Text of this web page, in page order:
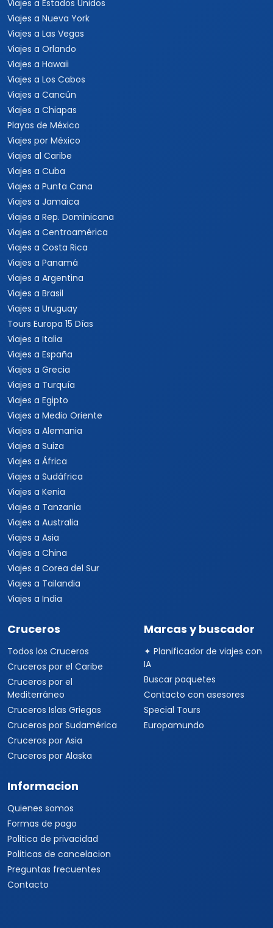
Viajes a Japón
Viajes a Japón y Corea del
Sur
Viajes a Colombia
Viajes a Perú
Viajes a Sudamérica
Viajes a Estados Unidos
Viajes a Nueva York
Viajes a Las Vegas
Viajes a Orlando
Viajes a Hawaii
Viajes a Los Cabos
Viajes a Cancún
Viajes a Chiapas
Playas de México
Viajes por México
Viajes al Caribe
Viajes a Cuba
Viajes a Punta Cana
Viajes a Jamaica
Viajes a Rep. Dominicana
Viajes a Centroamérica
Viajes a Costa Rica
Viajes a Panamá
Viajes a Argentina
Viajes a Brasil
Viajes a Uruguay
Tours Europa 15 Días
Viajes a Italia
Viajes a España
Viajes a Grecia
Viajes a Turquía
Viajes a Egipto
Viajes a Medio Oriente
Viajes a Alemania
Viajes a Suiza
Viajes a África
Viajes a Sudáfrica
Viajes a Kenia
Viajes a Tanzania
Viajes a Asia
Viajes a China
Viajes a Corea del Sur
Viajes a Tailandia
Viajes a India
Cruceros
Todos los Cruceros
Cruceros por el Caribe
Mediterráneo
Cruceros Islas Griegas
Cruceros por Sudamérica
Cruceros por Asia
Cruceros por Alaska
Marcas y buscador
Informacion